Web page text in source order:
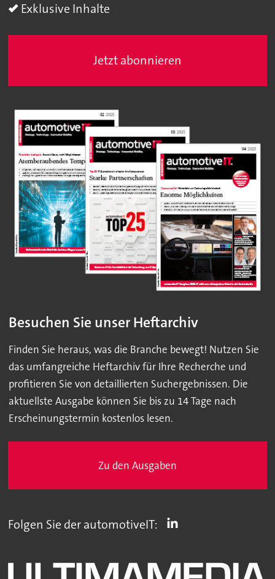
Exklusive Inhalte
Jetzt abonnieren
Besuchen Sie unser Heftarchiv
Finden Sie heraus, was die Branche bewegt! Nutzen Sie
das umfangreiche Heftarchiv für Ihre Recherche und
profitieren Sie von detaillierten Suchergebnissen. Die
aktuellste Ausgabe können Sie bis zu 14 Tage nach
Erscheinungstermin kostenlos lesen.
Zu den Ausgaben
Folgen Sie der automotiveIT: